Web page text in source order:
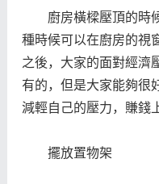
廚房橫樑壓頂的時候
種時候可以在廚房的視
之後，大家的面對經濟
有的，但是大家能夠很
減輕自己的壓力，賺錢
擺放置物架